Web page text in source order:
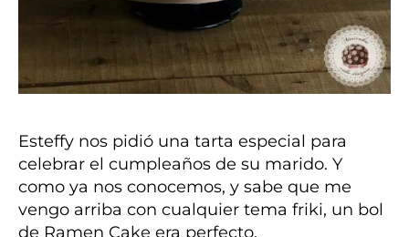
Esteffy nos pidió una tarta especial para
celebrar el cumpleaños de su marido. Y
como ya nos conocemos, y sabe que me
vengo arriba con cualquier tema friki, un bol
de Ramen Cake era perfecto.